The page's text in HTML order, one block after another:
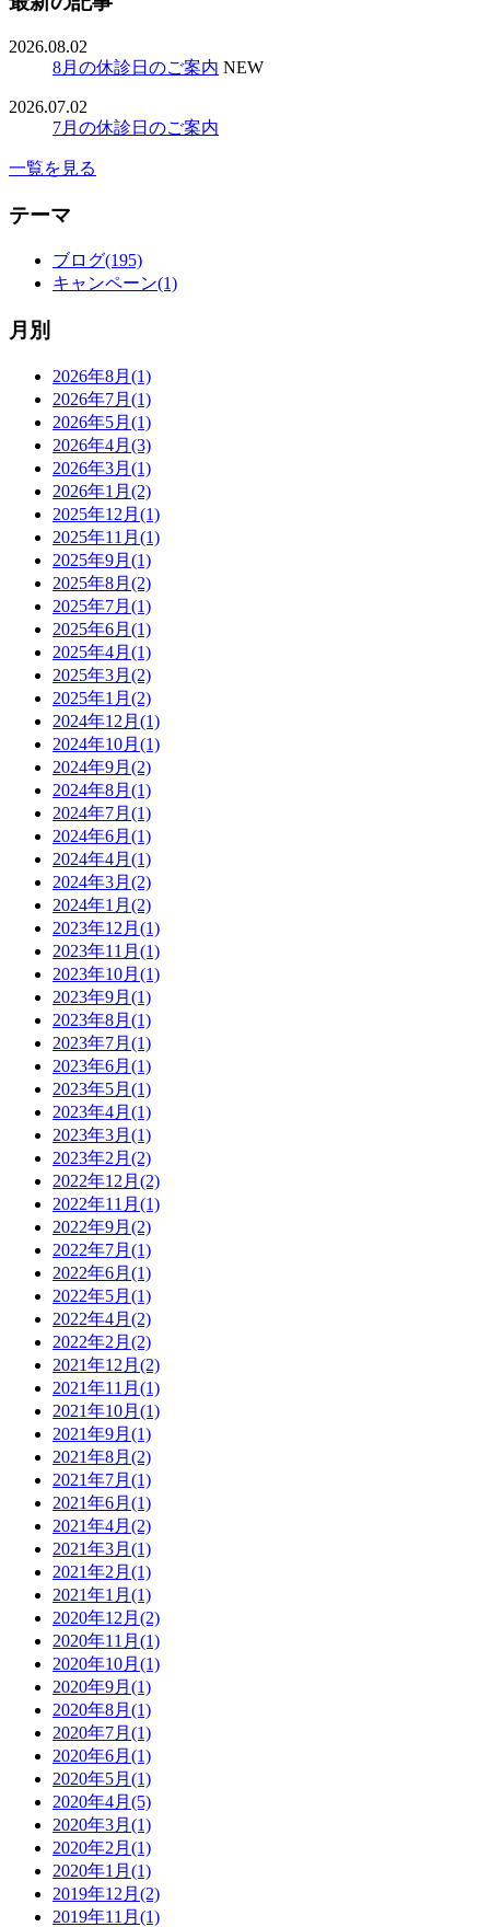
2026.08.02
8月の休診日のご案内 NEW
2026.07.02
7月の休診日のご案内
一覧を見る
テーマ
ブログ(195)
キャンペーン(1)
月別
2026年8月(1)
2026年7月(1)
2026年5月(1)
2026年4月(3)
2026年3月(1)
2026年1月(2)
2025年12月(1)
2025年11月(1)
2025年9月(1)
2025年8月(2)
2025年7月(1)
2025年6月(1)
2025年4月(1)
2025年3月(2)
2025年1月(2)
2024年12月(1)
2024年10月(1)
2024年9月(2)
2024年8月(1)
2024年7月(1)
2024年6月(1)
2024年4月(1)
2024年3月(2)
2024年1月(2)
2023年12月(1)
2023年11月(1)
2023年10月(1)
2023年9月(1)
2023年8月(1)
2023年7月(1)
2023年6月(1)
2023年5月(1)
2023年4月(1)
2023年3月(1)
2023年2月(2)
2022年12月(2)
2022年11月(1)
2022年9月(2)
2022年7月(1)
2022年6月(1)
2022年5月(1)
2022年4月(2)
2022年2月(2)
2021年12月(2)
2021年11月(1)
2021年10月(1)
2021年9月(1)
2021年8月(2)
2021年7月(1)
2021年6月(1)
2021年4月(2)
2021年3月(1)
2021年2月(1)
2021年1月(1)
2020年12月(2)
2020年11月(1)
2020年10月(1)
2020年9月(1)
2020年8月(1)
2020年7月(1)
2020年6月(1)
2020年5月(1)
2020年4月(5)
2020年3月(1)
2020年2月(1)
2020年1月(1)
2019年12月(2)
2019年11月(1)